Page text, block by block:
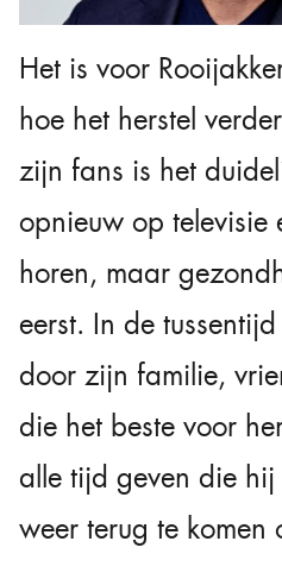
Het is voor
hoe het herstel
zijn fans is het
opnieuw op televisie
horen, maar
eerst. In de
door zijn familie,
die het beste voor
alle tijd geven die
weer terug te komen